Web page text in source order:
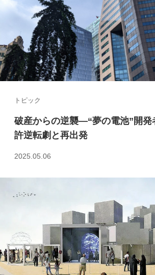
トピック
破産からの逆襲―“夢の電池”開発
許逆転劇と再出発
2025.05.06